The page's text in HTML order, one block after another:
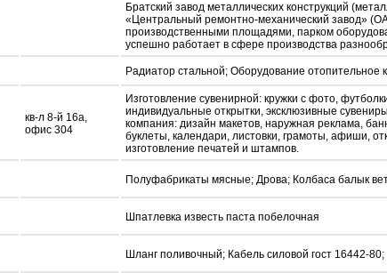
Братский завод металлических конструкций
«Центральный ремонтно-механический завод»
производственными площадями, парком
успешно работает в сфере производства
Радиатор стальной; Оборудование отопительное
кв-л 8-й 16а,
офис 304
Изготовление сувенирной: кружки с фото,
индивидуальные открытки, эксклюзивные
компания: дизайн макетов, наружная реклама,
буклеты, календари, листовки, грамоты, афиши,
изготовление печатей и штампов.
Полуфабрикаты мясные; Дрова; Колбаса балык
Шпатлевка известь паста побелочная
Шланг поливочный; Кабель силовой гост 16442-